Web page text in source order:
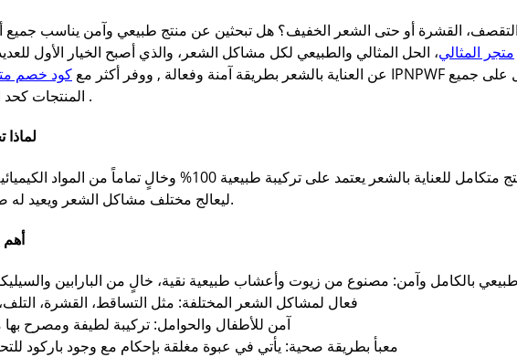
القشرة أو حتى الشعر الخفيف؟ هل تبحثين عن منتج طبيعي وآمن يناسب جميع
متجر المثالي، الحل المثالي والطبيعي لكل مشاكل الشعر، والذي أصبح الخيار الأول
عن العناية بالشعر بطريقة آمنة وفعالة , ووفر أكثر مع كود خصم
المنتجات كحد ادنى للسلة 250 ريال .
زيت المثالي ليس مجرد زيت عادي، بل هو منتج متكامل للعناية بالشعر يعتمد على تركيبة
ليعالج مختلف مشاكل الشعر ويعيد له صحته وكثافته ولمعانه.
أهم مميزات زيت المثالي
طبيعي بالكامل وآمن: مصنوع من زيوت وأعشاب طبيعية نقية، خالٍ من البارابين
فعال لمشاكل الشعر المختلفة: مثل التساقط، القشرة،
آمن للأطفال والحوامل: تركيبة لطيفة ومصرح
معبأ بطريقة صحية: يأتي في عبوة مغلقة بإحكام مع وجود باركود